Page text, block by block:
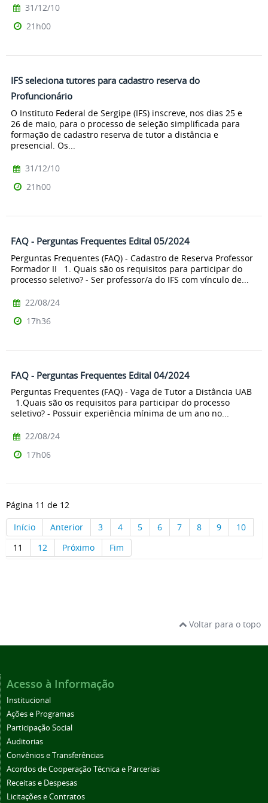
31/12/10
21h00
IFS seleciona tutores para cadastro reserva do
Profuncionário
O Instituto Federal de Sergipe (IFS) inscreve, nos dias 25 e
26 de maio, para o processo de seleção simplificada para
formação de cadastro reserva de tutor a distância e
presencial. Os...
31/12/10
21h00
FAQ - Perguntas Frequentes Edital 05/2024
Perguntas Frequentes (FAQ) - Cadastro de Reserva Professor
Formador II 1. Quais são os requisitos para participar do
processo seletivo? - Ser professor/a do IFS com vínculo de...
22/08/24
17h36
FAQ - Perguntas Frequentes Edital 04/2024
Perguntas Frequentes (FAQ) - Vaga de Tutor a Distância UAB
1.Quais são os requisitos para participar do processo
seletivo? - Possuir experiência mínima de um ano no...
22/08/24
17h06
Página 11 de 12
Início
Anterior 3 4 5 6 7 8 9
10
11
12 Próximo Fim
Voltar para o topo
Acesso à Informação
Institucional
Ações e Programas
Participação Social
Auditorias
Convênios e Transferências
Acordos de Cooperação Técnica e Parcerias
Receitas e Despesas
Licitações e Contratos